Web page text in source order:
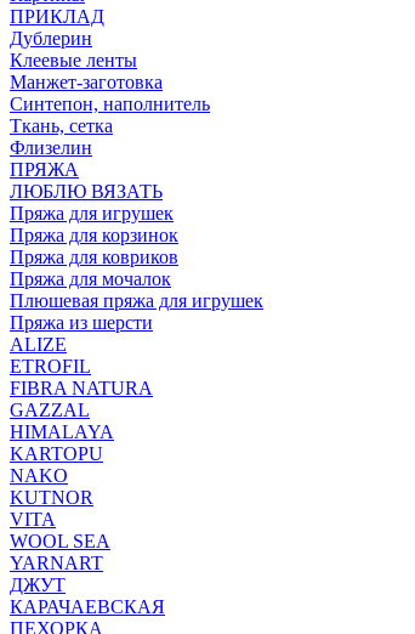
ПРИКЛАД
Дублерин
Клеевые ленты
Манжет-заготовка
Синтепон, наполнитель
Ткань, сетка
Флизелин
ПРЯЖА
ЛЮБЛЮ ВЯЗАТЬ
Пряжа для игрушек
Пряжа для корзинок
Пряжа для ковриков
Пряжа для мочалок
Плюшевая пряжа для игрушек
Пряжа из шерсти
ALIZE
ETROFIL
FIBRA NATURA
GAZZAL
HIMALAYA
KARTOPU
NAKO
KUTNOR
VITA
WOOL SEA
YARNART
ДЖУТ
КАРАЧАЕВСКАЯ
ПЕХОРКА